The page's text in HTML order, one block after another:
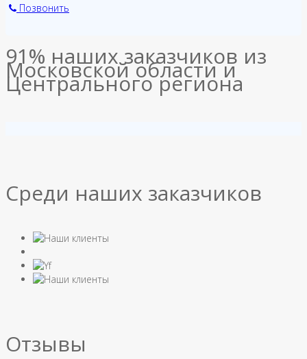
Позвонить
91% наших заказчиков из
Московской области и
Центрального региона
Среди наших заказчиков
Отзывы